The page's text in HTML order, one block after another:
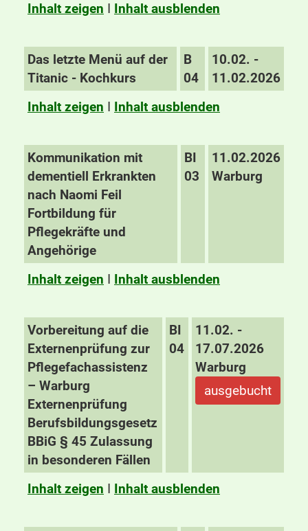
Inhalt zeigen I Inhalt ausblenden
Das letzte Menü auf der
Titanic - Kochkurs
B
04
10.02. -
11.02.2026
Inhalt zeigen I Inhalt ausblenden
Kommunikation mit
dementiell Erkrankten
nach Naomi Feil
Fortbildung für
Pflegekräfte und
Angehörige
BI
03
11.02.2026
Warburg
Inhalt zeigen I Inhalt ausblenden
Vorbereitung auf die
Externenprüfung zur
Pflegefachassistenz
– Warburg
Externenprüfung
Berufsbildungsgesetz
BBiG § 45 Zulassung
in besonderen Fällen
BI
04
11.02. -
17.07.2026
Warburg
ausgebucht
Inhalt zeigen I Inhalt ausblenden